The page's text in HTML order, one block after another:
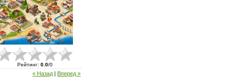
Рейтинг: 0.0/0
« Назад Вперед »